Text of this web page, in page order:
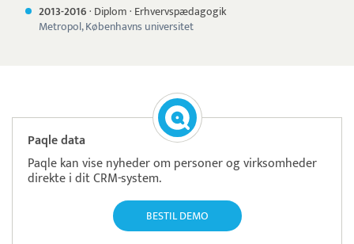
2013-2016· Diplom· Erhvervspædagogik
Metropol, Københavns universitet
Paqle data
Paqle kan vise nyheder om personer og virksomheder
direkte i dit CRM-system.
BESTIL DEMO